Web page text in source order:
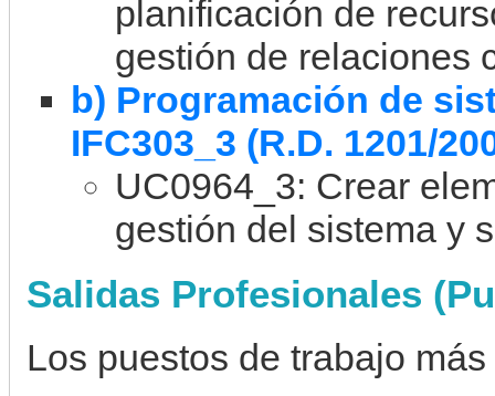
planificación de
gestión de relaciones
b) Programación de
IFC303_3 (R.D. 1201/
UC0964_3: Crear
gestión del sistema y
Salidas Profesionales
Los puestos de trabajo